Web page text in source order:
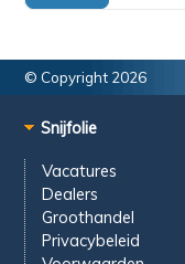
© Copyright 2026
Snijfolie
Vacatures
Dealers
Groothandel
Privacybeleid